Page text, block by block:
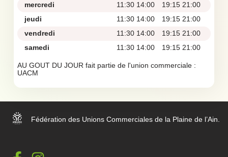
mercredi
11:30 14:00
19:15 21:00
jeudi
11:30 14:00
19:15 21:00
vendredi
11:30 14:00
19:15 21:00
samedi
11:30 14:00 19:15 21:00
AU GOUT DU JOUR fait partie de l'union commerciale :
UACM
Fédération des Unions Commerciales de la Plaine de l’Ain.